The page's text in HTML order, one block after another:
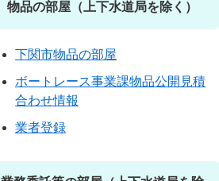
物品の部屋（上下水道局を除く）
下関市物品の部屋
ボートレース事業課物品公開見積
合わせ情報
業者登録